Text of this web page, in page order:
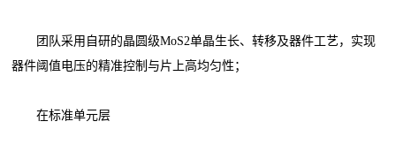
团队采用自研的晶圆级MoS2单晶生长、转移及器件工艺，实现
器件阈值电压的精准控制与片上高均匀性；
在标准单元层